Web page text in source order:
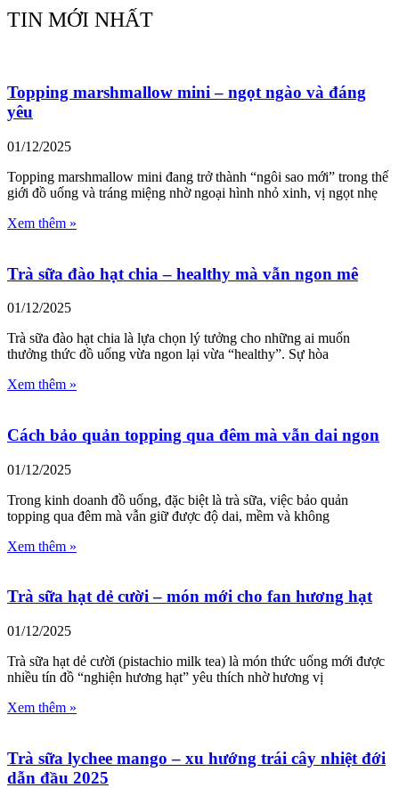
TIN MỚI NHẤT
Topping marshmallow mini – ngọt ngào và đáng
yêu
01/12/2025
Topping marshmallow mini đang trở thành “ngôi sao mới” trong thế
giới đồ uống và tráng miệng nhờ ngoại hình nhỏ xinh, vị ngọt nhẹ
Xem thêm »
Trà sữa đào hạt chia – healthy mà vẫn ngon mê
01/12/2025
Trà sữa đào hạt chia là lựa chọn lý tưởng cho những ai muốn
thưởng thức đồ uống vừa ngon lại vừa “healthy”. Sự hòa
Xem thêm »
Cách bảo quản topping qua đêm mà vẫn dai ngon
01/12/2025
Trong kinh doanh đồ uống, đặc biệt là trà sữa, việc bảo quản
topping qua đêm mà vẫn giữ được độ dai, mềm và không
Xem thêm »
Trà sữa hạt dẻ cười – món mới cho fan hương hạt
01/12/2025
Trà sữa hạt dẻ cười (pistachio milk tea) là món thức uống mới được
nhiều tín đồ “nghiện hương hạt” yêu thích nhờ hương vị
Xem thêm »
Trà sữa lychee mango – xu hướng trái cây nhiệt đới
dẫn đầu 2025